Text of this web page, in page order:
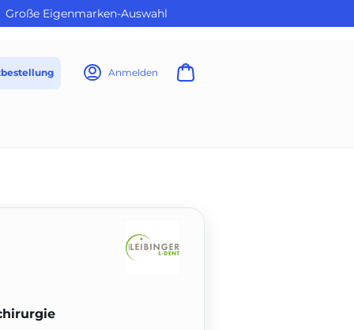
Große Eigenmarken-Auswahl
Anmelden